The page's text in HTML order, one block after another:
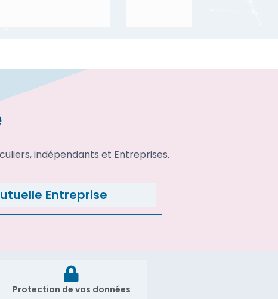
indépendants et Entreprises.
Entreprise
Protection de vos données